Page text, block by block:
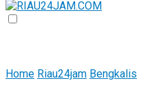
Home Riau24jam Bengkalis